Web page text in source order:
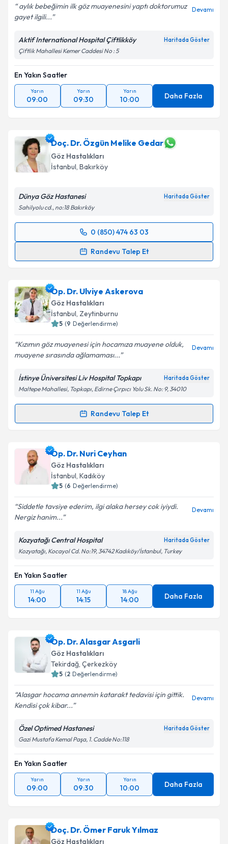
aylık bebeğimin ilk göz muayenesini yaptı doktorumuz
gayet ilgili...
Devamı
Aktif International Hospital Çiftlikköy Haritada Göster
Çiftlik Mahallesi Kemer Caddesi No : 5
En Yakın Saatler
Yarın
09:00
Yarın
09:30
Yarın
10:00 Daha Fazla
Doç. Dr. Özgün Melike Gedar
Göz Hastalıkları
İstanbul, Bakırköy
Dünya Göz Hastanesi Haritada Göster
Sahilyolu cd., no:18 Bakırköy
0 (850) 474 63 03
Randevu Talep Et
Randevu Takvimi Talebi
için bir takvim hazırlandığında e-posta ile
bilgilendireceğiz.
E-posta Adresiniz
Metni'ni okudum ve kişisel verilerimin belirtilen
kapsamda işlenmesini kabul ediyorum.
Takvim Talebini Gönder
Op. Dr. Ulviye Askerova
Göz Hastalıkları
İstanbul, Zeytinburnu
5 (9 Değerlendirme)
Kızımın göz muayenesi için hocamıza muayene olduk,
muayene sırasında ağlamaması...
Devamı
İstinye Üniversitesi Liv Hospital Topkapı Haritada Göster
Maltepe Mahallesi, Topkapı, Edirne Çırpıcı Yolu Sk. No: 9, 34010
Randevu Talep Et
Randevu Takvimi Talebi
Op. Dr. Ulviye Askerovaiçin randevu takvimi talebi
oluşturun. Size bu uzmandan randevu almanız için bir
takvim hazırlandığında e-posta ile bilgilendireceğiz.
Kişisel verilerimin işlenmesine ilişkin
Aydınlatma
Metni'ni okudum ve kişisel verilerimin belirtilen
kapsamda işlenmesini kabul ediyorum.
Takvim Talebini Gönder
Op. Dr. Nuri Ceyhan
Göz Hastalıkları
İstanbul, Kadıköy
5 (6 Değerlendirme)
Siddetle tavsiye ederim, ilgi alaka hersey cok iyiydi.
Nergiz hanim...
Devamı
Kozyatağı Central Hospital Haritada Göster
Kozyatağı, Kocayol Cd. No:19, 34742 Kadıköy/İstanbul, Turkey
En Yakın Saatler
11 Ağu
14:00
11 Ağu
14:15
18 Ağu
14:00 Daha Fazla
Op. Dr. Alasgar Asgarli
Göz Hastalıkları
Tekirdağ, Çerkezköy
5 (2 Değerlendirme)
Alasgar hocama annemin katarakt tedavisi için gittik.
Kendisi çok kibar...
Devamı
Özel Optimed Hastanesi Haritada Göster
Gazi Mustafa Kemal Paşa, 1. Cadde No:118
En Yakın Saatler
Yarın
09:00
Yarın
09:30
Yarın
10:00 Daha Fazla
Doç. Dr. Ömer Faruk Yılmaz
Göz Hastalıkları